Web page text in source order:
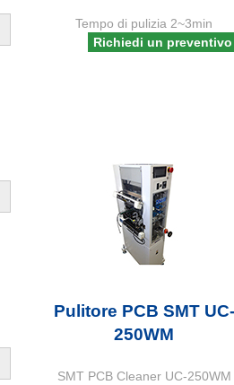
Tempo di pulizia 2~3min
Richiedi un preventivo
Pulitore PCB SMT UC-
250WM
SMT PCB Cleaner UC-250WM